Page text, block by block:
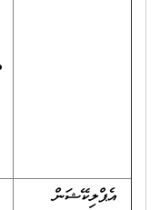
އެޕްލިކޭޝަން